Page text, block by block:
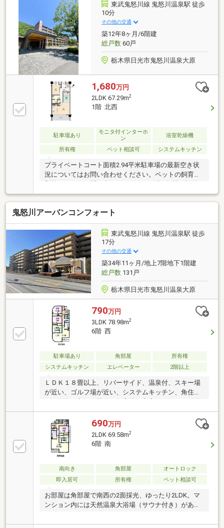
東武鬼怒川線 鬼怒川温泉駅 徒歩
10分
その他の交通
築12年8ヶ月/6階建
総戸数60戸
栃木県日光市鬼怒川温泉大原
1,680万円
2LDK 67.29m2
1階 北西
駐車場あり
モニタ付インターホ
ン
浴室乾燥機
所有権 ペット相談可 システムキッチン
プライベートコート面積2.94平米駐車場の最新空き状
況についてはお問い合わせください。ペットの飼育細
保証つき◆弊社から直接ご購入いただいたお客様に
は、指定設備の故障時に修理費用を軽減する「あんし
ん保証」サービスをご用意しております。※保証内容
の制限・保証限度額の設定あり◆設備トラブルの問い
合わせを24時間受付対応◆成約されたお客様には、突
発的な設備トラブルに対応する「駆けつけ」サービス
を提供しております。24時間365日コールセンター対
応、30分以内の一次応急処置を無料で実施。※対象期
間・対象者・対象設備等の諸条件あり
鬼怒川アーバンコンフォート
東武鬼怒川線 鬼怒川温泉駅 徒歩
17分
その他の交通
築34年11ヶ月/地上7階地下1階建
総戸数131戸
栃木県日光市鬼怒川温泉大原
790万円
3LDK 78.98m2
6階 西
駐車場あり 角部屋
所有権
システムキッチン
エレベーター 2階以上
ＬＤＫ１８畳以上、リバーサイド、温泉付、スキー場
が近い、ゴルフ場が近い、システムキッチン、角住
面化粧台、２４時間ゴミ出し可、２面以上バルコニ
ー、温水洗浄便座、緑豊かな住宅地、前面棟無、眺望
良好、全居室６畳以上、エレベーター、駐輪場、バイ
ク置場
690万円
2LDK 69.58m2
6階 南
南向き 角部屋
オートロック
即入居可
所有権 ペット相談可
お部屋は角部屋で南西の2面採光、ゆったり2LDK。マ
ンション内には天然温泉大浴場（サウナ付き）があり